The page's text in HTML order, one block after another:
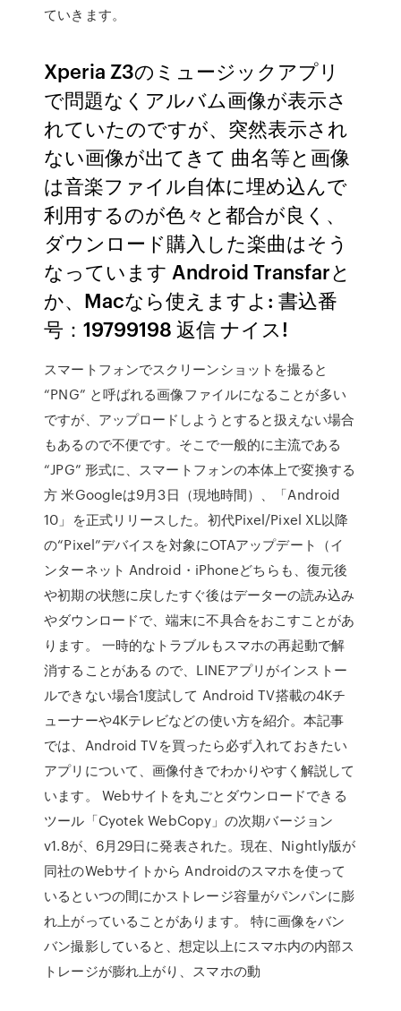
ていきます。
Xperia Z3のミュージックアプリ
で問題なくアルバム画像が表示さ
れていたのですが、突然表示され
ない画像が出てきて 曲名等と画像
は音楽ファイル自体に埋め込んで
利用するのが色々と都合が良く、
ダウンロード購入した楽曲はそう
なっています Android Transfarと
か、Macなら使えますよ: 書込番
号：19799198 返信 ナイス!
スマートフォンでスクリーンショットを撮ると
“PNG” と呼ばれる画像ファイルになることが多い
ですが、アップロードしようとすると扱えない場合
もあるので不便です。そこで一般的に主流である
“JPG” 形式に、スマートフォンの本体上で変換する
方 米Googleは9月3日（現地時間）、「Android
10」を正式リリースした。初代Pixel/Pixel XL以降
の“Pixel”デバイスを対象にOTAアップデート（イ
ンターネット Android・iPhoneどちらも、復元後
や初期の状態に戻したすぐ後はデーターの読み込み
やダウンロードで、端末に不具合をおこすことがあ
ります。 一時的なトラブルもスマホの再起動で解
消することがある ので、LINEアプリがインストー
ルできない場合1度試して Android TV搭載の4Kチ
ューナーや4Kテレビなどの使い方を紹介。本記事
では、Android TVを買ったら必ず入れておきたい
アプリについて、画像付きでわかりやすく解説して
います。 Webサイトを丸ごとダウンロードできる
ツール「Cyotek WebCopy」の次期バージョン
v1.8が、6月29日に発表された。現在、Nightly版が
同社のWebサイトから Androidのスマホを使って
いるといつの間にかストレージ容量がパンパンに膨
れ上がっていることがあります。 特に画像をバン
バン撮影していると、想定以上にスマホ内の内部ス
トレージが膨れ上がり、スマホの動